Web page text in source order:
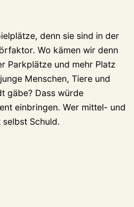
denn sie sind in der
Wo kämen wir denn
Parkplätze und mehr Platz
Menschen, Tiere und
gäbe? Dass würde
einbringen. Wer mittel- und
Schuld.